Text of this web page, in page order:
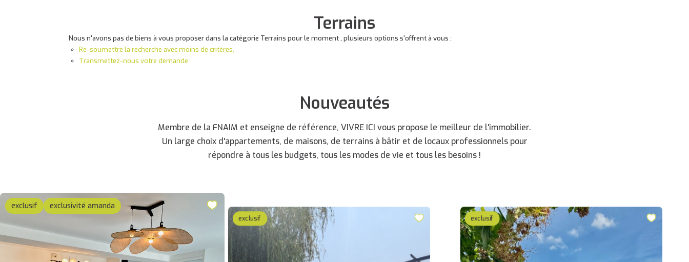
Terrains
Nous n'avons pas de biens à vous proposer dans la catégorie Terrains pour le moment , plusieurs options s'offrent à vous :
Re-soumettre la recherche avec moins de critères.
Transmettez-nous votre demande
Nouveautés
Membre de la FNAIM et enseigne de référence, VIVRE ICI vous propose le meilleur de l'immobilier.
Un large choix d'appartements, de maisons, de terrains à bâtir et de locaux professionnels pour
répondre à tous les budgets, tous les modes de vie et tous les besoins !
exclusif exclusivité amanda
exclusif exclusif